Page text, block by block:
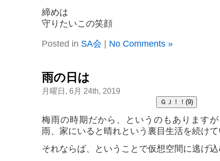
締めは
守りたいこの笑顔
Posted in SA会 | No Comments »
雨の日は
月曜日, 6月 24th, 2019
梅雨の時期だから、というのもあります
雨、家にいると晴れという裏目生活を続け
それならば、ということで仮想空間に逃げ